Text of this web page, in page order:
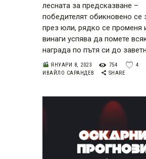
лесната за предсказване –
победителят обикновено се
през юли, рядко се променя
винаги успява да помете
награда по пътя си до
ЯНУАРИ 8, 2023 754 4
ИВАЙЛО САРАНДЕВ
SHARE